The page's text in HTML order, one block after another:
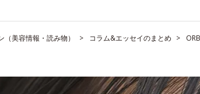
（美容情報・読み物） コラム&エッセイのまとめ